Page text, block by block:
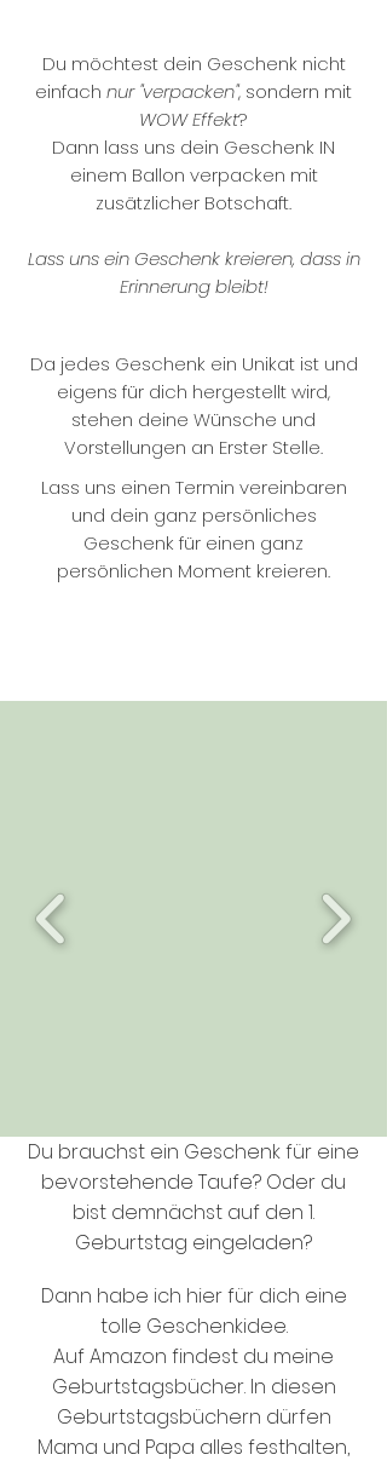
Du möchtest dein Geschenk nicht
einfach nur "verpacken", sondern mit
WOW Effekt?
Dann lass uns dein Geschenk IN
einem Ballon verpacken mit
zusätzlicher Botschaft.
Lass uns ein Geschenk kreieren, dass in
Erinnerung bleibt!
Da jedes Geschenk ein Unikat ist und
eigens für dich hergestellt wird,
stehen deine Wünsche und
Vorstellungen an Erster Stelle.
Lass uns einen Termin vereinbaren
und dein ganz persönliches
Geschenk für einen ganz
persönlichen Moment kreieren.
Du brauchst ein Geschenk für eine
bevorstehende Taufe? Oder du
bist demnächst auf den 1.
Geburtstag eingeladen?
Dann habe ich hier für dich eine
tolle Geschenkidee.
Auf Amazon findest du meine
Geburtstagsbücher. In diesen
Geburtstagsbüchern dürfen
Mama und Papa alles festhalten,